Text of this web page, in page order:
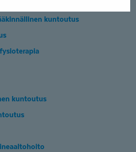
kuntoutus
kuntoutus